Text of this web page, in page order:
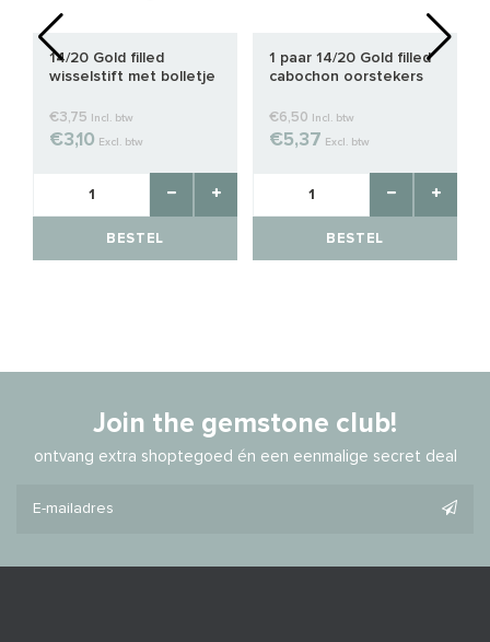
14/20 Gold filled
wisselstift met bolletje
€3,75 Incl. btw
€3,10 Excl. btw
BESTEL
1 paar 14/20 Gold filled
cabochon oorstekers
€6,50 Incl. btw
€5,37 Excl. btw
BESTEL
Join the gemstone club!
ontvang extra shoptegoed én een eenmalige secret deal